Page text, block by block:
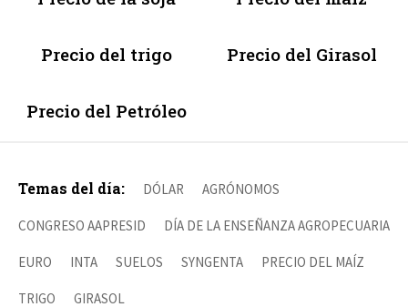
Precio del trigo Precio del Girasol
Precio del Petróleo
Temas del día: DÓLAR AGRÓNOMOS
CONGRESO AAPRESID DÍA DE LA ENSEÑANZA AGROPECUARIA
EURO INTA SUELOS SYNGENTA PRECIO DEL MAÍZ
TRIGO GIRASOL